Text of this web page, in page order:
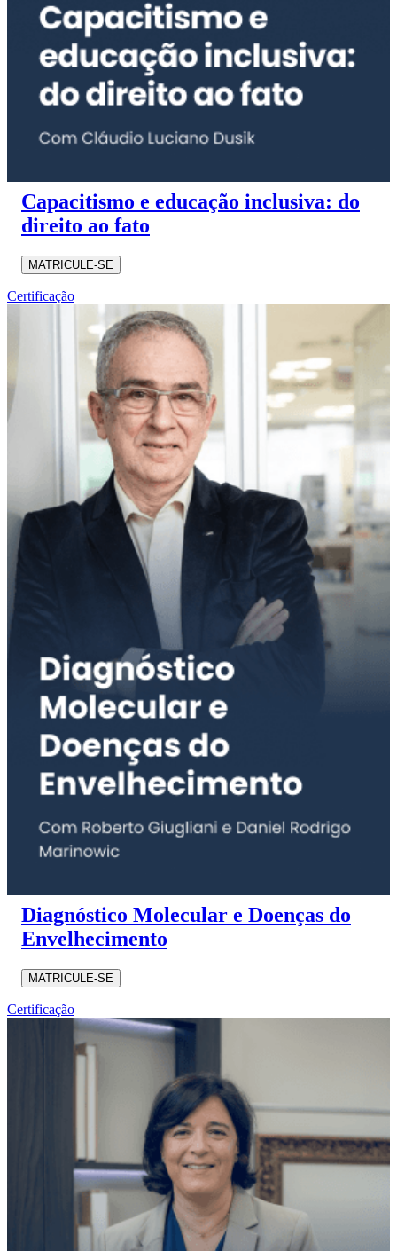
Capacitismo e educação inclusiva: do
direito ao fato
MATRICULE-SE
Certificação
Diagnóstico Molecular e Doenças do
Envelhecimento
MATRICULE-SE
Certificação